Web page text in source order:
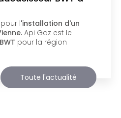
présente son nouveau
web réalisé par la
souhaitant une
avez besoin…
Toute l'actualité